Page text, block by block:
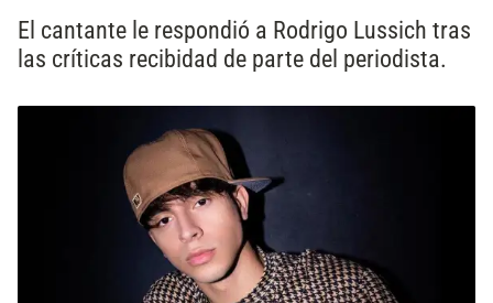
El cantante le respondió a Rodrigo Lussich tras
las críticas recibidad de parte del periodista.